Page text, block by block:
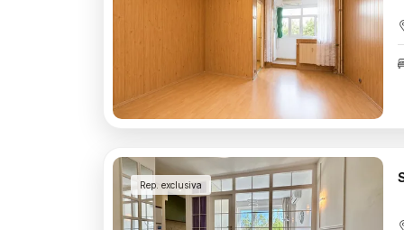
Rep. exclusiva